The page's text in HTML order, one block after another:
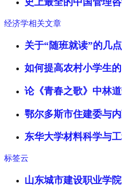
经济学相关文章
关于“随班就读”的几
如何提高农村小学生
论《青春之歌》中林
鄂尔多斯市住建委与
东华大学材料科学与
标签云
山东城市建设职业学院